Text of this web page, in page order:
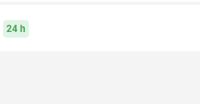
24 h